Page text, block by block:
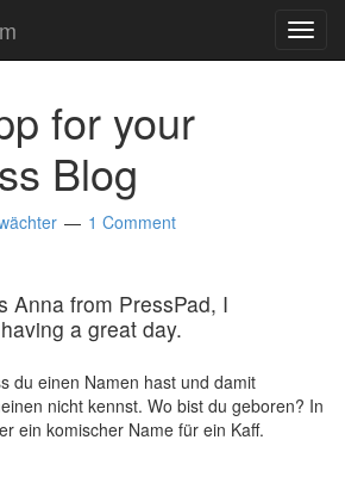
for your
Blog
1 Comment
Anna from PressPad, I
a great day.
du einen Namen hast und damit
nicht kennst. Wo bist du geboren? In
ein komischer Name für ein Kaff.